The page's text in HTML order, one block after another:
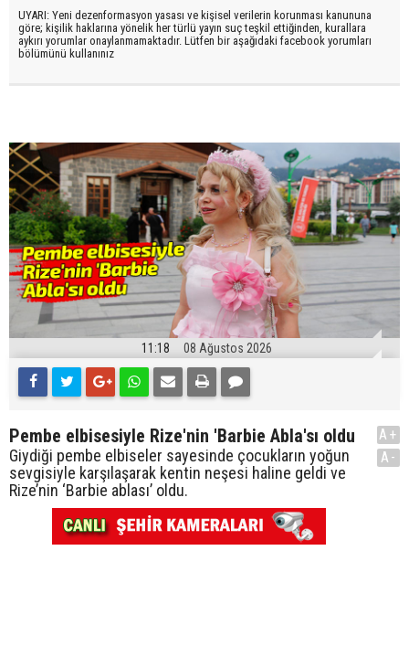
UYARI: Yeni dezenformasyon yasası ve kişisel verilerin korunması kanununa
göre; kişilik haklarına yönelik her türlü yayın suç teşkil ettiğinden, kurallara
aykırı yorumlar onaylanmamaktadır. Lütfen bir aşağıdaki facebook yorumları
bölümünü kullanınız
11:18 08 Ağustos 2026
Pembe elbisesiyle Rize'nin 'Barbie Abla'sı oldu
Giydiği pembe elbiseler sayesinde çocukların yoğun
sevgisiyle karşılaşarak kentin neşesi haline geldi ve
Rize’nin ‘Barbie ablası’ oldu.
A+
A-